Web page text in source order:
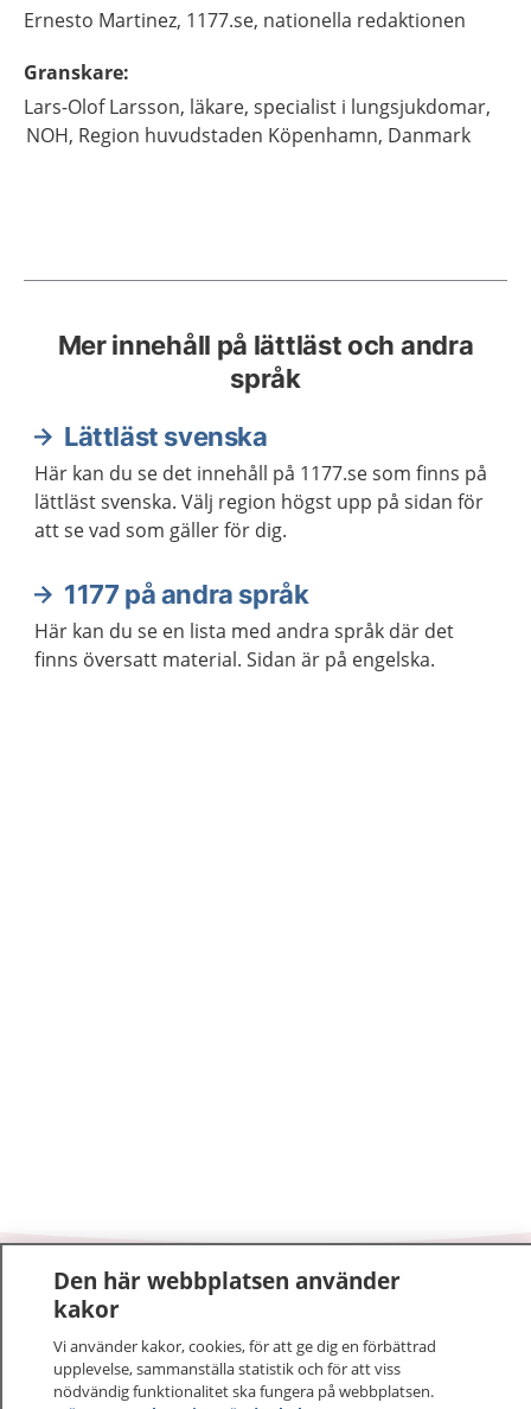
Ernesto Martinez, 1177.se, nationella redaktionen
Granskare:
Lars-Olof Larsson, läkare, specialist i lungsjukdomar,
NOH, Region huvudstaden Köpenhamn, Danmark
Mer innehåll på lättläst och andra
språk
Lättläst svenska
Här kan du se det innehåll på 1177.se som finns på
lättläst svenska. Välj region högst upp på sidan för
att se vad som gäller för dig.
1177 på andra språk
Här kan du se en lista med andra språk där det
finns översatt material. Sidan är på engelska.
1177–tryggt om din hälsa och vård
På 1177.se får du råd om hälsa och information om
sjukdomar och vilka mottagningar du kan kontakta.
Den här webbplatsen använder
kakor
Vi använder kakor, cookies, för att ge dig en förbättrad
upplevelse, sammanställa statistik och för att viss
nödvändig funktionalitet ska fungera på webbplatsen.